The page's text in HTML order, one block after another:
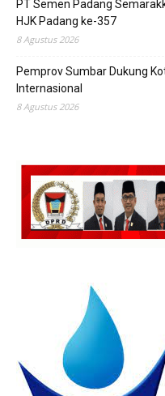
PT Semen Padang
HJK Padang ke-357
8 Agustus 2026
Pemprov Sumbar Dukung
Internasional
8 Agustus 2026